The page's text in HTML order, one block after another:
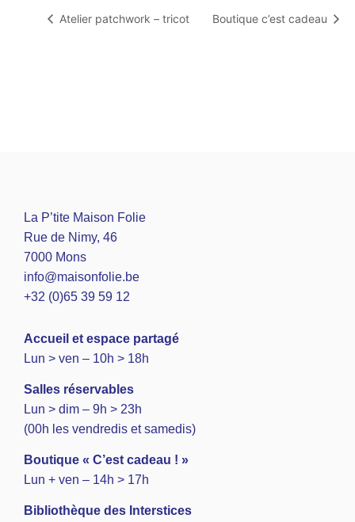
Atelier patchwork – tricot Boutique c’est cadeau
La P’tite Maison Folie
Rue de Nimy, 46
7000 Mons
info@maisonfolie.be
+32 (0)65 39 59 12
Accueil et espace partagé
Lun > ven – 10h > 18h
Salles réservables
Lun > dim – 9h > 23h
(00h les vendredis et samedis)
Boutique « C’est cadeau ! »
Lun + ven – 14h > 17h
Bibliothèque des Interstices